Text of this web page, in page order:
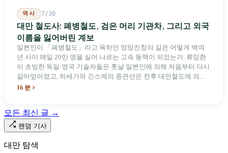
역사 7/30
대만 철도사: 폐병철도, 검은 머리 기관차, 그리고 외국
이름을 잃어버린 계보
일본인이 「폐병철도」라고 욕하던 엉망진창의 길은 어떻게 백여
년 사이 매일 20만 명을 실어 나르는 고속 동맥이 되었는가. 류밍촨
이 초빙한 독일·영국 기술자들은 훗날 일본인에 의해 처음부터 다시
갈아엎어졌고, 하세가와 긴스케의 종관선은 전후 대만철도에 의해
이름과 번호가 바뀌었다. 세대마다 앞선 세대의 기록을 주석으로 밀
다. 마침내 푸유마·타로코 세대에 이르러서야 원주민 지명이 다시 철
로 위에 깔렸다.
16 분
모든 최신 글 →
랜덤 기사
대만 탐색